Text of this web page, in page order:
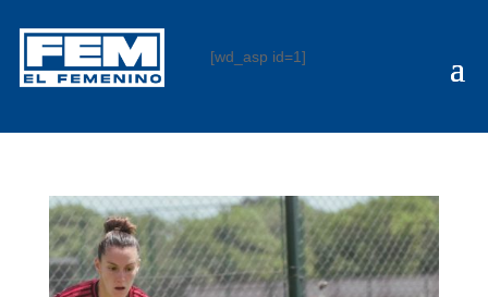
[wd_asp id=1]